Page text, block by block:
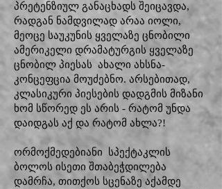
პრეტენზიულ განაცხადს შეიცავდა,
რადგან ნამდვილად არაა იოლი,
მეოცე საუკუნის ყველაზე ცნობილი
ამერიკელი დრამატურგის ყველაზე
ცნობილ პიესას ახალი ახსნა-
კონცეფცია მოუძებნო. არსებითად,
კლასიკური პიესების დადგმის მიზანი
ხომ სწორედ ეს არის - რატომ უნდა
დაიდგას აქ და რატომ ახლა?!
ორმოქმედებიანი სპექტაკლის
ბოლოს ისეთი შთაბეჭდილება
დამრჩა, თითქოს სცენაზე აქამდე